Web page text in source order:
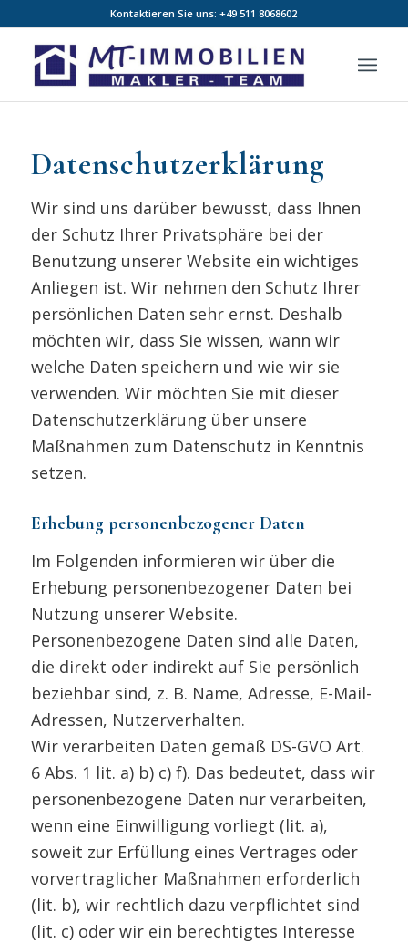
Kontaktieren Sie uns:+49 511 8068602
Datenschutz­erklärung
Wir sind uns darüber bewusst, dass Ihnen
der Schutz Ihrer Privatsphäre bei der
Benutzung unserer Website ein wichtiges
Anliegen ist. Wir nehmen den Schutz Ihrer
persönlichen Daten sehr ernst. Deshalb
möchten wir, dass Sie wissen, wann wir
welche Daten speichern und wie wir sie
verwenden. Wir möchten Sie mit dieser
Datenschutzerklärung über unsere
Maßnahmen zum Datenschutz in Kenntnis
setzen.
Erhebung personenbezogener Daten
Im Folgenden informieren wir über die
Erhebung personenbezogener Daten bei
Nutzung unserer Website.
Personenbezogene Daten sind alle Daten,
die direkt oder indirekt auf Sie persönlich
beziehbar sind, z. B. Name, Adresse, E-Mail-
Adressen, Nutzerverhalten.
Wir verarbeiten Daten gemäß DS-GVO Art.
6 Abs. 1 lit. a) b) c) f). Das bedeutet, dass wir
personenbezogene Daten nur verarbeiten,
wenn eine Einwilligung vorliegt (lit. a),
soweit zur Erfüllung eines Vertrages oder
vorvertraglicher Maßnahmen erforderlich
(lit. b), wir rechtlich dazu verpflichtet sind
(lit. c) oder wir ein berechtigtes Interesse